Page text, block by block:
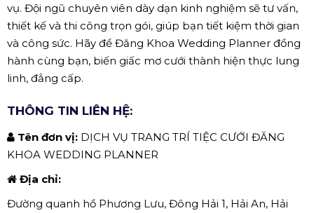
vụ. Đội ngũ chuyên viên dày dạn kinh nghiệm sẽ tư vấn,
thiết kế và thi công trọn gói, giúp bạn tiết kiệm thời gian
và công sức. Hãy để Đăng Khoa Wedding Planner đồng
hành cùng bạn, biến giấc mơ cưới thành hiện thực lung
linh, đẳng cấp.
THÔNG TIN LIÊN HỆ:
Tên đơn vị: DỊCH VỤ TRANG TRÍ TIỆC CƯỚI ĐĂNG
KHOA WEDDING PLANNER
Địa chỉ:
Đường quanh hồ Phương Lưu, Đông Hải 1, Hải An, Hải